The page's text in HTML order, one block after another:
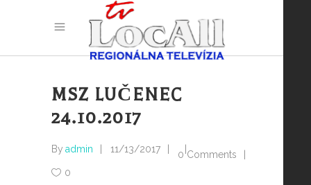
MSZ LUČENEC
24.10.2017
By admin 11/13/2017
0 Comments
0